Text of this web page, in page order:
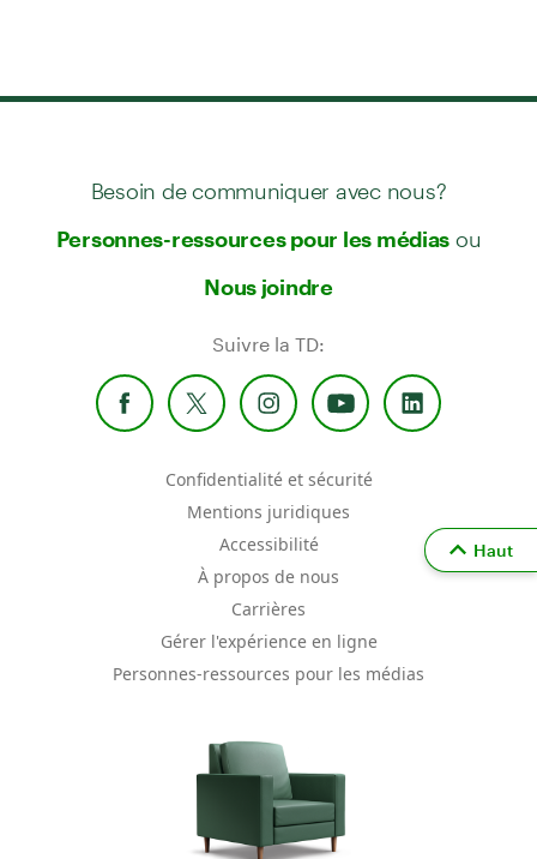
Besoin de communiquer avec nous?
Personnes-ressources pour les médias ou
Nous joindre
Suivre la TD:
Confidentialité et sécurité
Mentions juridiques
Accessibilité
À propos de nous
Carrières
Gérer l'expérience en ligne
Personnes-ressources pour les médias
Haut